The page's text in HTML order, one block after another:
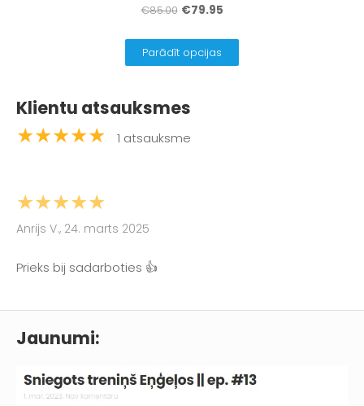
Jaunumi:
€85.00 €79.95
Parādīt opcijas
Klientu atsauksmes
★★★★★ 1 atsauksme
★★★★★
Anrijs V., 24. marts 2025
Prieks bij sadarboties 👍